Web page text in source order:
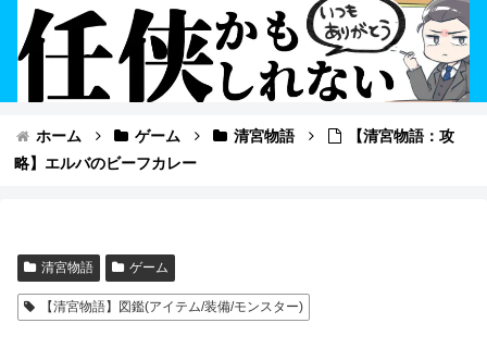
ホーム ゲーム 清宮物語
【清宮物語：攻
略】エルバのビーフカレー
清宮物語 ゲーム
【清宮物語】図鑑(アイテム/装備/モンスター)